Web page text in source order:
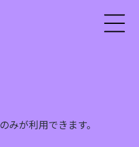
みが利用できます。